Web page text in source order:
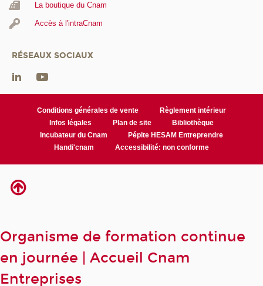
La boutique du Cnam
Accès à l'intraCnam
RÉSEAUX SOCIAUX
Conditions générales de vente
Règlement intérieur
Infos légales
Plan de site
Bibliothèque
Incubateur du Cnam
Pépite HESAM Entreprendre
Handi'cnam
Accessibilité: non conforme
Organisme de formation continue
en journée | Accueil Cnam
Entreprises